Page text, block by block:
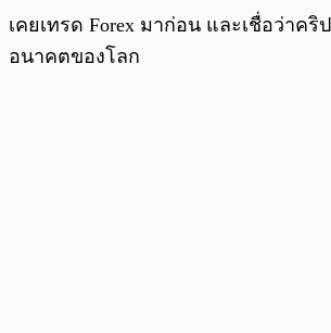
เคยเทรด Forex มาก่อน และเชื่อว่าคริ
อนาคตของโลก